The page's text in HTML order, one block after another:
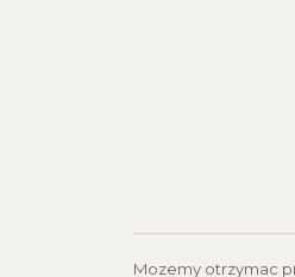
Mozemy otrzymac